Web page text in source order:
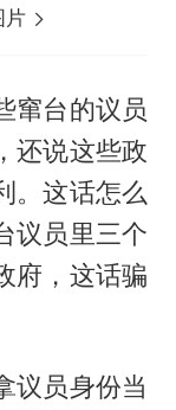
片
窜台的议员
还说这些政
。这话怎么
议员里三个
府，这话骗
议员身份当